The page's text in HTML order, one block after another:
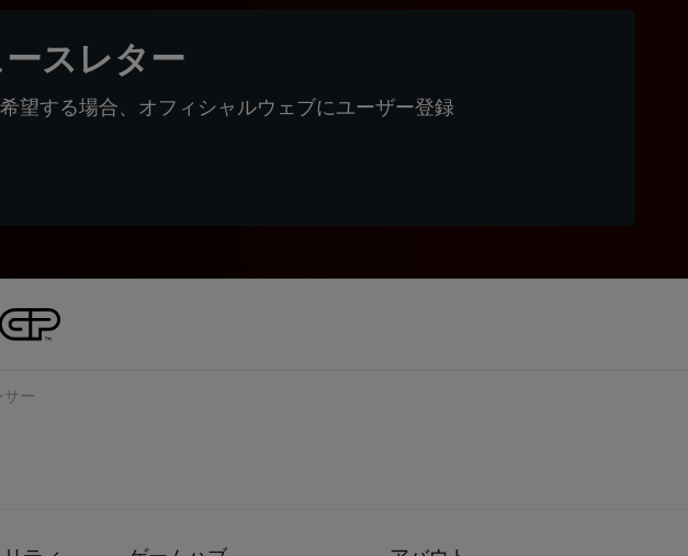
スレター
望する場合、オフィシャルウェブにユーザー登録
サー